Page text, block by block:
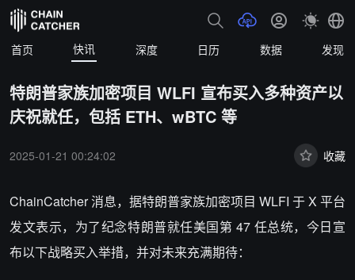
首页 快讯 深度 日历 数据 发现
特朗普家族加密项目 WLFI 宣布买入多种资产以
庆祝就任，包括 ETH、wBTC 等
2025-01-21 00:24:02 收藏
ChainCatcher 消息，据特朗普家族加密项目 WLFI 于 X 平台
发文表示，为了纪念特朗普就任美国第 47 任总统，今日宣
布以下战略买入举措，并对未来充满期待：